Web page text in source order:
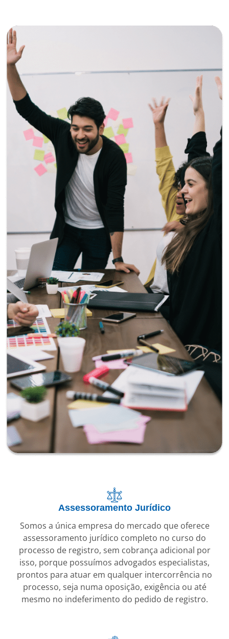
Assessoramento Jurídico
Somos a única empresa do mercado que oferece
assessoramento jurídico completo no curso do
processo de registro, sem cobrança adicional por
isso, porque possuímos advogados especialistas,
prontos para atuar em qualquer intercorrência no
processo, seja numa oposição, exigência ou até
mesmo no indeferimento do pedido de registro.